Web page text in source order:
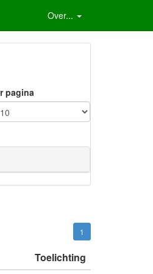
Over...
pagina
1
Toelichting